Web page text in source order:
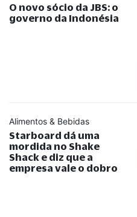
O novo sócio da JBS: o
governo da Indonésia
Alimentos & Bebidas
Starboard dá uma
mordida no Shake
Shack e diz que a
empresa vale o dobro